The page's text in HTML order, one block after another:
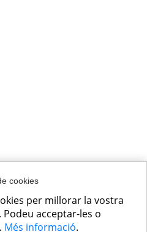
cookies
per millorar la vostra
Podeu acceptar-les o
Més informació.